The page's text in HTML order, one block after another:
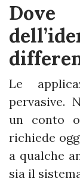
Le
pervasive.
un conto
richiede
a qualche
sia il